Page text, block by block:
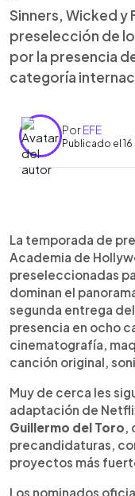
Sinners, Wicked y
preselección de
por la presencia
categoría
PorEFE
Publicado el
Escuchar
La Academia de
películas
liderada por
en ocho
la adaptación de
seis
favoritas de la
Mejor Película
producciones
(Brasil) y Belén
Sirat, que logró
cinco apartados.
22 de enero y la
de 2026.
La temporada de
Academia de
preseleccionadas
dominan el
segunda entrega
presencia en ocho
cinematografía,
canción original,
Muy de cerca les
adaptación de
Guillermo del Toro,
precandidaturas,
proyectos más
Los nominados